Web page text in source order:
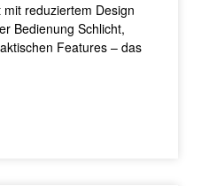
reduziertem Design
Bedienung Schlicht,
Features – das